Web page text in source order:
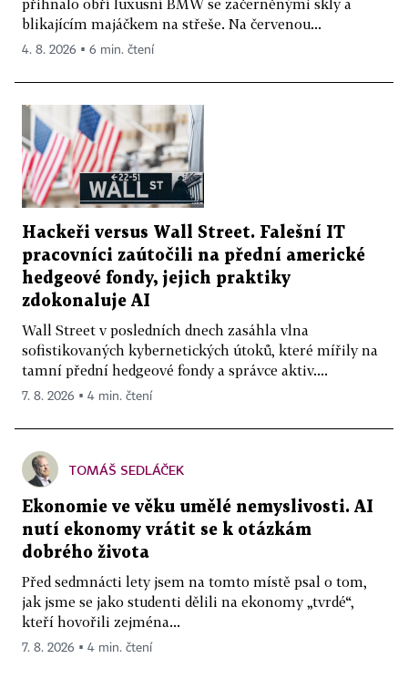
přihnalo obří luxusní BMW se začerněnými skly a
blikajícím majáčkem na střeše. Na červenou...
4. 8. 2026 ▪ 6 min. čtení
Hackeři versus Wall Street. Falešní IT
pracovníci zaútočili na přední americké
hedgeové fondy, jejich praktiky
zdokonaluje AI
Wall Street v posledních dnech zasáhla vlna
sofistikovaných kybernetických útoků, které mířily na
tamní přední hedgeové fondy a správce aktiv....
7. 8. 2026 ▪ 4 min. čtení
TOMÁŠ SEDLÁČEK
Ekonomie ve věku umělé nemyslivosti. AI
nutí ekonomy vrátit se k otázkám
dobrého života
Před sedmnácti lety jsem na tomto místě psal o tom,
jak jsme se jako studenti dělili na ekonomy „tvrdé“,
kteří hovořili zejména...
7. 8. 2026 ▪ 4 min. čtení